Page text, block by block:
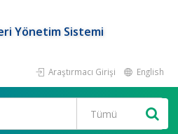
Yönetim Sistemi
Araştırmacı Girişi English